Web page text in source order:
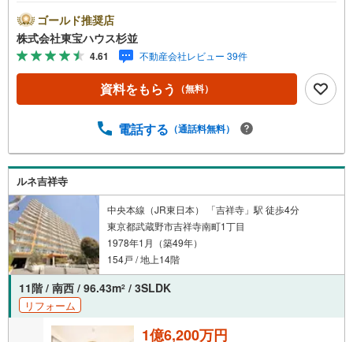
「未来カレンダー」のご提案。・ 未来に起こるであろうご
自宅リフォームをオンライン上でご提案「ミラカレクラ
ブ」。・ 不動産売却時、ご自宅を綺麗にかつ瀟洒にさせる
CG加工ホームステイジングサービス。・ 購入者様へ、税
理士による確定申告の無料セミナーをご招待いたします。
◆ご予約に際して◆日時のご希望をお伝えください。（も
（居住中物件）の手配が必要な場合がございますのでご容
案内が可能となりますのでお手数ですがご一報ください。
◆物件のご案内は◆弊社へのご来社、お客様宅へのお迎
え・最寄駅での待ち合わせ、物件周辺のコンビニ等でお待
ち合わせなど、ご希望をお伝えください。ご希望条件をお
伝え頂けましたら、ご見学希望物件以外の資料も用意して
参ります。もちろん他の物件も併せてご案内させていただ
きます。
ゴールド推奨店
株式会社東宝ハウス杉並
4.61 不動産会社レビュー 39件
資料をもらう （無料）
電話する （通話料無料）
ルネ吉祥寺
中央本線（JR東日本） 「吉祥寺」駅 徒歩4分
東京都武蔵野市吉祥寺南町1丁目
1978年1月（築49年）
154戸 / 地上14階
11階 / 南西 / 96.43m2 / 3SLDK
リフォーム
1億6,200万円